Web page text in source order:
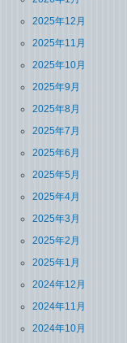
2025年12月
2025年11月
2025年10月
2025年9月
2025年8月
2025年7月
2025年6月
2025年5月
2025年4月
2025年3月
2025年2月
2025年1月
2024年12月
2024年11月
2024年10月